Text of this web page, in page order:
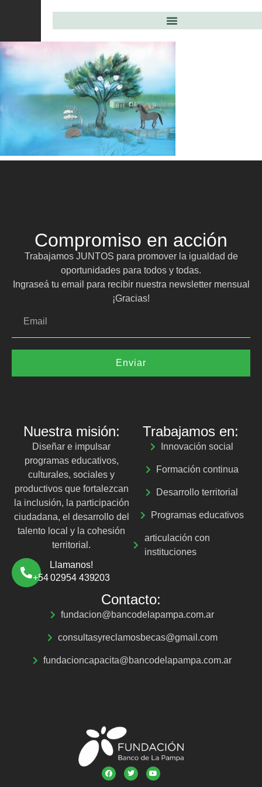
Compromiso en acción
Trabajamos JUNTOS para promover la igualdad de
oportunidades para todos y todas.
Ingraseá tu email para recibir nuestra newsletter mensual
¡Gracias!
Enviar
Nuestra misión:
Diseñar e impulsar
programas educativos,
culturales, sociales y
productivos que fortalezcan
la inclusión, la participación
ciudadana, el desarrollo del
talento local y la cohesión
territorial.
Llamanos!
+54 02954 439203
Trabajamos en:
Innovación social
Formación continua
Desarrollo territorial
Programas educativos
articulación con
instituciones
Contacto:
fundacion@bancodelapampa.com.ar
consultasyreclamosbecas@gmail.com
fundacioncapacita@bancodelapampa.com.ar